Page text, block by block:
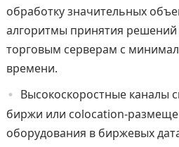
обработку значительных
алгоритмы принятия
торговым серверам с
времени.
Высокоскоростные каналы
биржи или colocation-
оборудования в биржевых